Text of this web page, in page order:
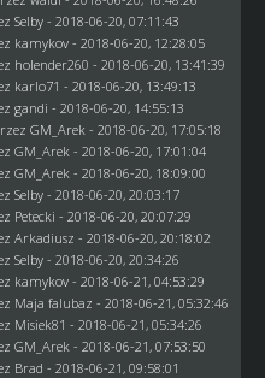
Selby- 2018-06-20, 07:11:43
kamykov- 2018-06-20, 12:28:05
holender260 - 2018-06-20, 13:41:39
karlo71 - 2018-06-20, 13:49:13
gandi - 2018-06-20, 14:55:13
GM_Arek - 2018-06-20, 17:05:18
GM_Arek - 2018-06-20, 17:01:04
GM_Arek - 2018-06-20, 18:09:00
Selby- 2018-06-20, 20:03:17
Petecki - 2018-06-20, 20:07:29
Arkadiusz - 2018-06-20, 20:18:02
Selby- 2018-06-20, 20:34:26
kamykov- 2018-06-21, 04:53:29
Maja falubaz - 2018-06-21, 05:32:46
Misiek81 - 2018-06-21, 05:34:26
GM_Arek - 2018-06-21, 07:53:50
Brad - 2018-06-21, 09:58:01